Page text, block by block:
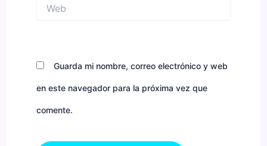
Guarda mi nombre, correo electrónico y web
en este navegador para la próxima vez que
comente.